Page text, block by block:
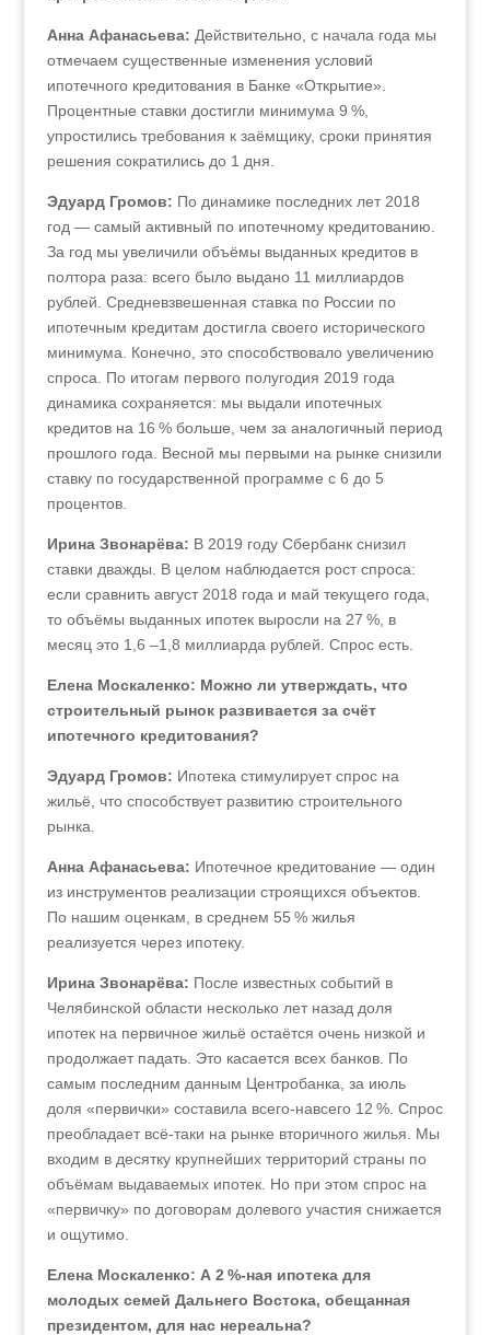
Анна Афанасьева: Действительно, с начала года мы
отмечаем существенные изменения условий
ипотечного кредитования в Банке «Открытие».
Процентные ставки достигли минимума 9 %,
упростились требования к заёмщику, сроки принятия
решения сократились до 1 дня.
Эдуард Громов: По динамике последних лет 2018
год — самый активный по ипотечному кредитованию.
За год мы увеличили объёмы выданных кредитов в
полтора раза: всего было выдано 11 миллиардов
рублей. Средневзвешенная ставка по России по
ипотечным кредитам достигла своего исторического
минимума. Конечно, это способствовало увеличению
спроса. По итогам первого полугодия 2019 года
динамика сохраняется: мы выдали ипотечных
кредитов на 16 % больше, чем за аналогичный период
прошлого года. Весной мы первыми на рынке снизили
ставку по государственной программе с 6 до 5
процентов.
Ирина Звонарёва: В 2019 году Сбербанк снизил
ставки дважды. В целом наблюдается рост спроса:
если сравнить август 2018 года и май текущего года,
то объёмы выданных ипотек выросли на 27 %, в
месяц это 1,6 –1,8 миллиарда рублей. Спрос есть.
Елена Москаленко: Можно ли утверждать, что
строительный рынок развивается за счёт
ипотечного кредитования?
Эдуард Громов: Ипотека стимулирует спрос на
жильё, что способствует развитию строительного
рынка.
Анна Афанасьева: Ипотечное кредитование — один
из инструментов реализации строящихся объектов.
По нашим оценкам, в среднем 55 % жилья
реализуется через ипотеку.
Ирина Звонарёва: После известных событий в
Челябинской области несколько лет назад доля
ипотек на первичное жильё остаётся очень низкой и
продолжает падать. Это касается всех банков. По
самым последним данным Центробанка, за июль
доля «первички» составила всего-навсего 12 %. Спрос
преобладает всё-таки на рынке вторичного жилья. Мы
входим в десятку крупнейших территорий страны по
объёмам выдаваемых ипотек. Но при этом спрос на
«первичку» по договорам долевого участия снижается
и ощутимо.
Елена Москаленко: А 2 %-ная ипотека для
молодых семей Дальнего Востока, обещанная
президентом, для нас нереальна?